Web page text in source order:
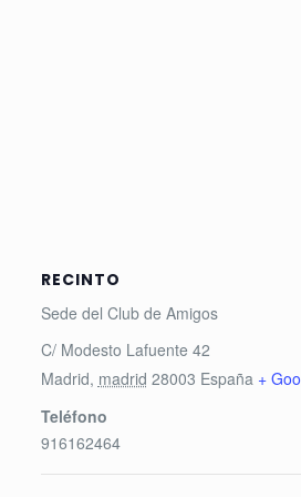
RECINTO
Sede del Club de Amigos
C/ Modesto Lafuente 42
Madrid, madrid 28003 España +
Teléfono
916162464